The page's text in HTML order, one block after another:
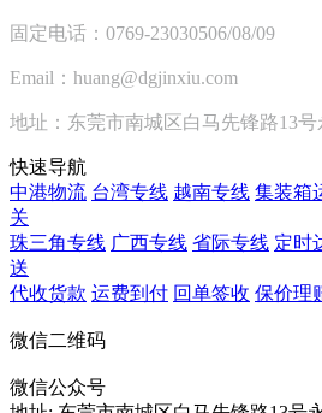
固定电话：0769-23030506/08/09
Email：huang@dgjinxiu.com
地址：东莞市南城区白马先锋路13号
快速导航
中港物流 台湾专线 越南专线 集装箱
关
珠三角专线 广西专线 省际专线 定时
送
代收货款 运费到付 回单签收 保价理
微信二维码
微信公众号